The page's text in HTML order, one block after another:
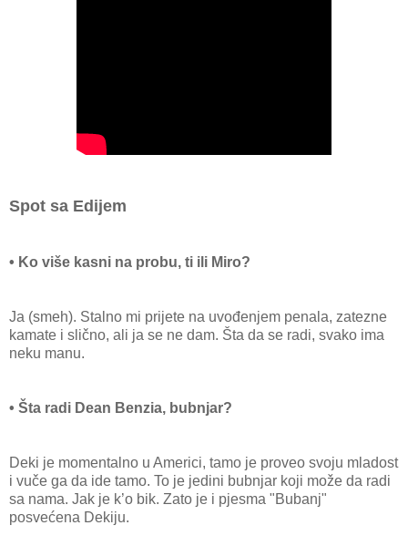
Spot sa Edijem
• Ko više kasni na probu, ti ili Miro?
Ja (smeh). Stalno mi prijete na uvođenjem penala, zatezne
kamate i slično, ali ja se ne dam. Šta da se radi, svako ima
neku manu.
• Šta radi Dean Benzia, bubnjar?
Deki je momentalno u Americi, tamo je proveo svoju mladost
i vuče ga da ide tamo. To je jedini bubnjar koji može da radi
sa nama. Jak je k’o bik. Zato je i pjesma "Bubanj"
posvećena Dekiju.